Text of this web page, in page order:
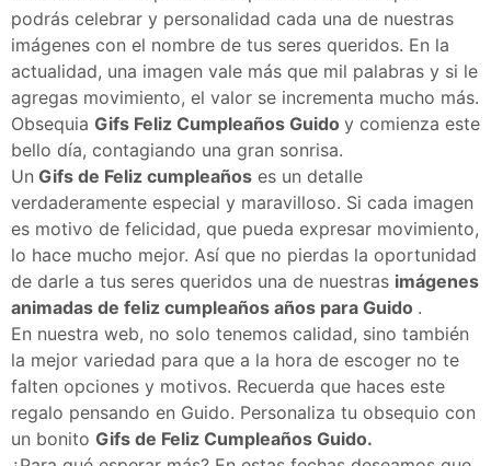
podrás celebrar y personalidad cada una de nuestras
imágenes con el nombre de tus seres queridos. En la
actualidad, una imagen vale más que mil palabras y si le
agregas movimiento, el valor se incrementa mucho más.
Obsequia Gifs Feliz Cumpleaños Guido y comienza este
bello día, contagiando una gran sonrisa.
Un Gifs de Feliz cumpleaños es un detalle
verdaderamente especial y maravilloso. Si cada imagen
es motivo de felicidad, que pueda expresar movimiento,
lo hace mucho mejor. Así que no pierdas la oportunidad
de darle a tus seres queridos una de nuestras imágenes
animadas de feliz cumpleaños años para Guido .
En nuestra web, no solo tenemos calidad, sino también
la mejor variedad para que a la hora de escoger no te
falten opciones y motivos. Recuerda que haces este
regalo pensando en Guido. Personaliza tu obsequio con
un bonito Gifs de Feliz Cumpleaños Guido.